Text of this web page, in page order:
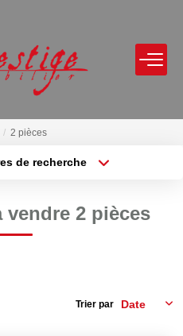
Rendez-Vous
En Ligne
2 pièces
de recherche
vendre 2 pièces
Trier par